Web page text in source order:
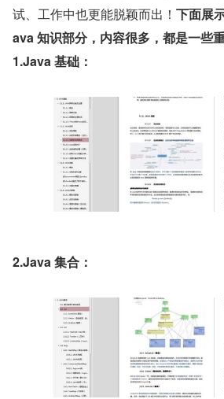
试、工作中也更能脱颖而出！ 下面展
ava 知识部分，内容很多，都是一些
1.Java 基础：
2.Java 集合：